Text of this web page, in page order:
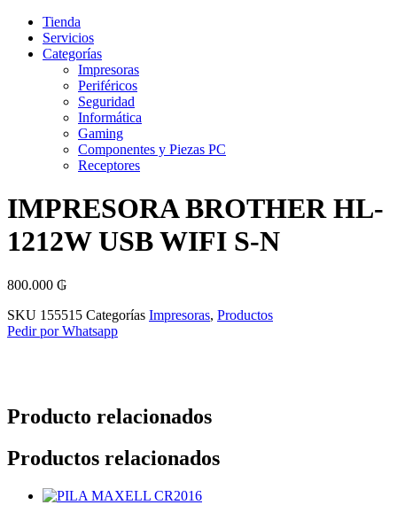
Tienda
Servicios
Categorías
Impresoras
Periféricos
Seguridad
Informática
Gaming
Componentes y Piezas PC
Receptores
IMPRESORA BROTHER HL-
1212W USB WIFI S-N
800.000 ₲
SKU 155515 Categorías Impresoras, Productos
Pedir por Whatsapp
Producto relacionados
Productos relacionados